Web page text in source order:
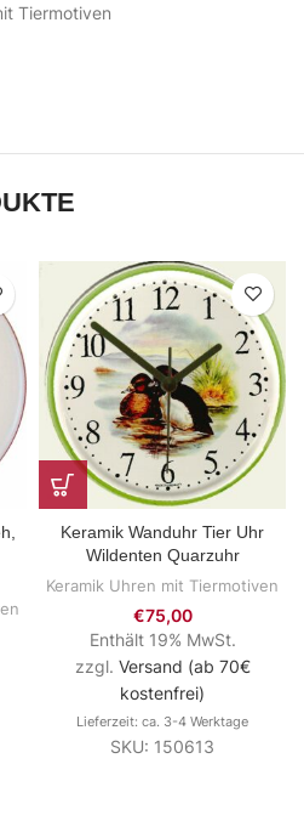
Tiermotiven
Keramik Wanduhr Tier Uhr
Wildenten Quarzuhr
Keramik Uhren mit Tiermotiven
€75,00
Enthält 19% MwSt.
zzgl. Versand (ab 70€
kostenfrei)
Lieferzeit: ca. 3-4 Werktage
SKU: 150613